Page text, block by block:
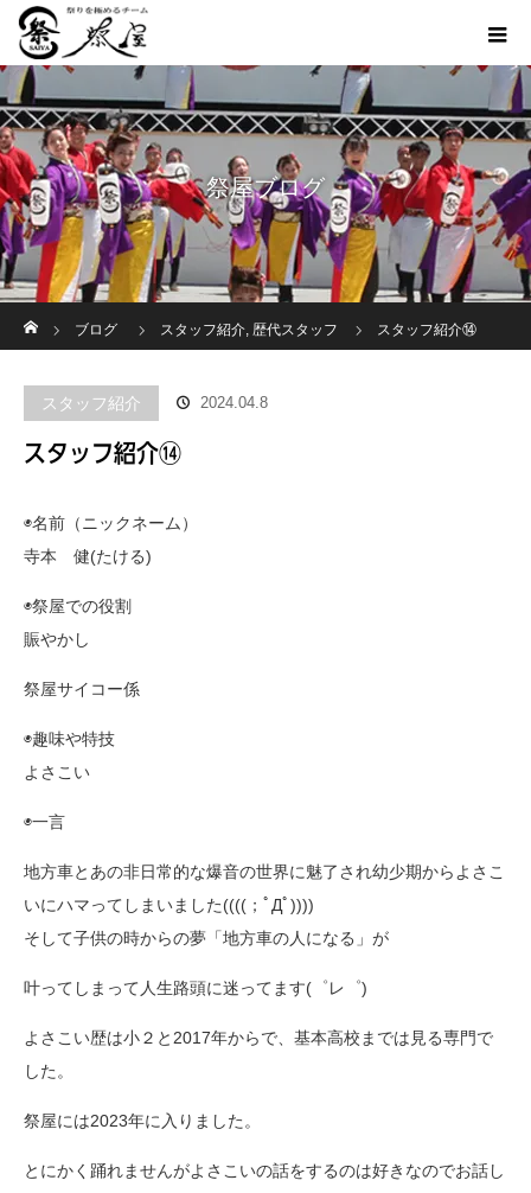
祭屋ブログ
ブログ
スタッフ紹介, 歴代スタッフ スタッフ紹介⑭
スタッフ紹介 2024.04.8
スタッフ紹介⑭
◉名前（ニックネーム）
寺本 健(たける)
◉祭屋での役割
賑やかし
祭屋サイコー係
◉趣味や特技
よさこい
◉一言
地方車とあの非日常的な爆音の世界に魅了され幼少期からよさこ
いにハマってしまいました((((；ﾟДﾟ))))
そして子供の時からの夢「地方車の人になる」が
叶ってしまって人生路頭に迷ってます(゜レ゜)
よさこい歴は小２と2017年からで、基本高校までは見る専門で
した。
祭屋には2023年に入りました。
とにかく踊れませんがよさこいの話をするのは好きなのでお話し